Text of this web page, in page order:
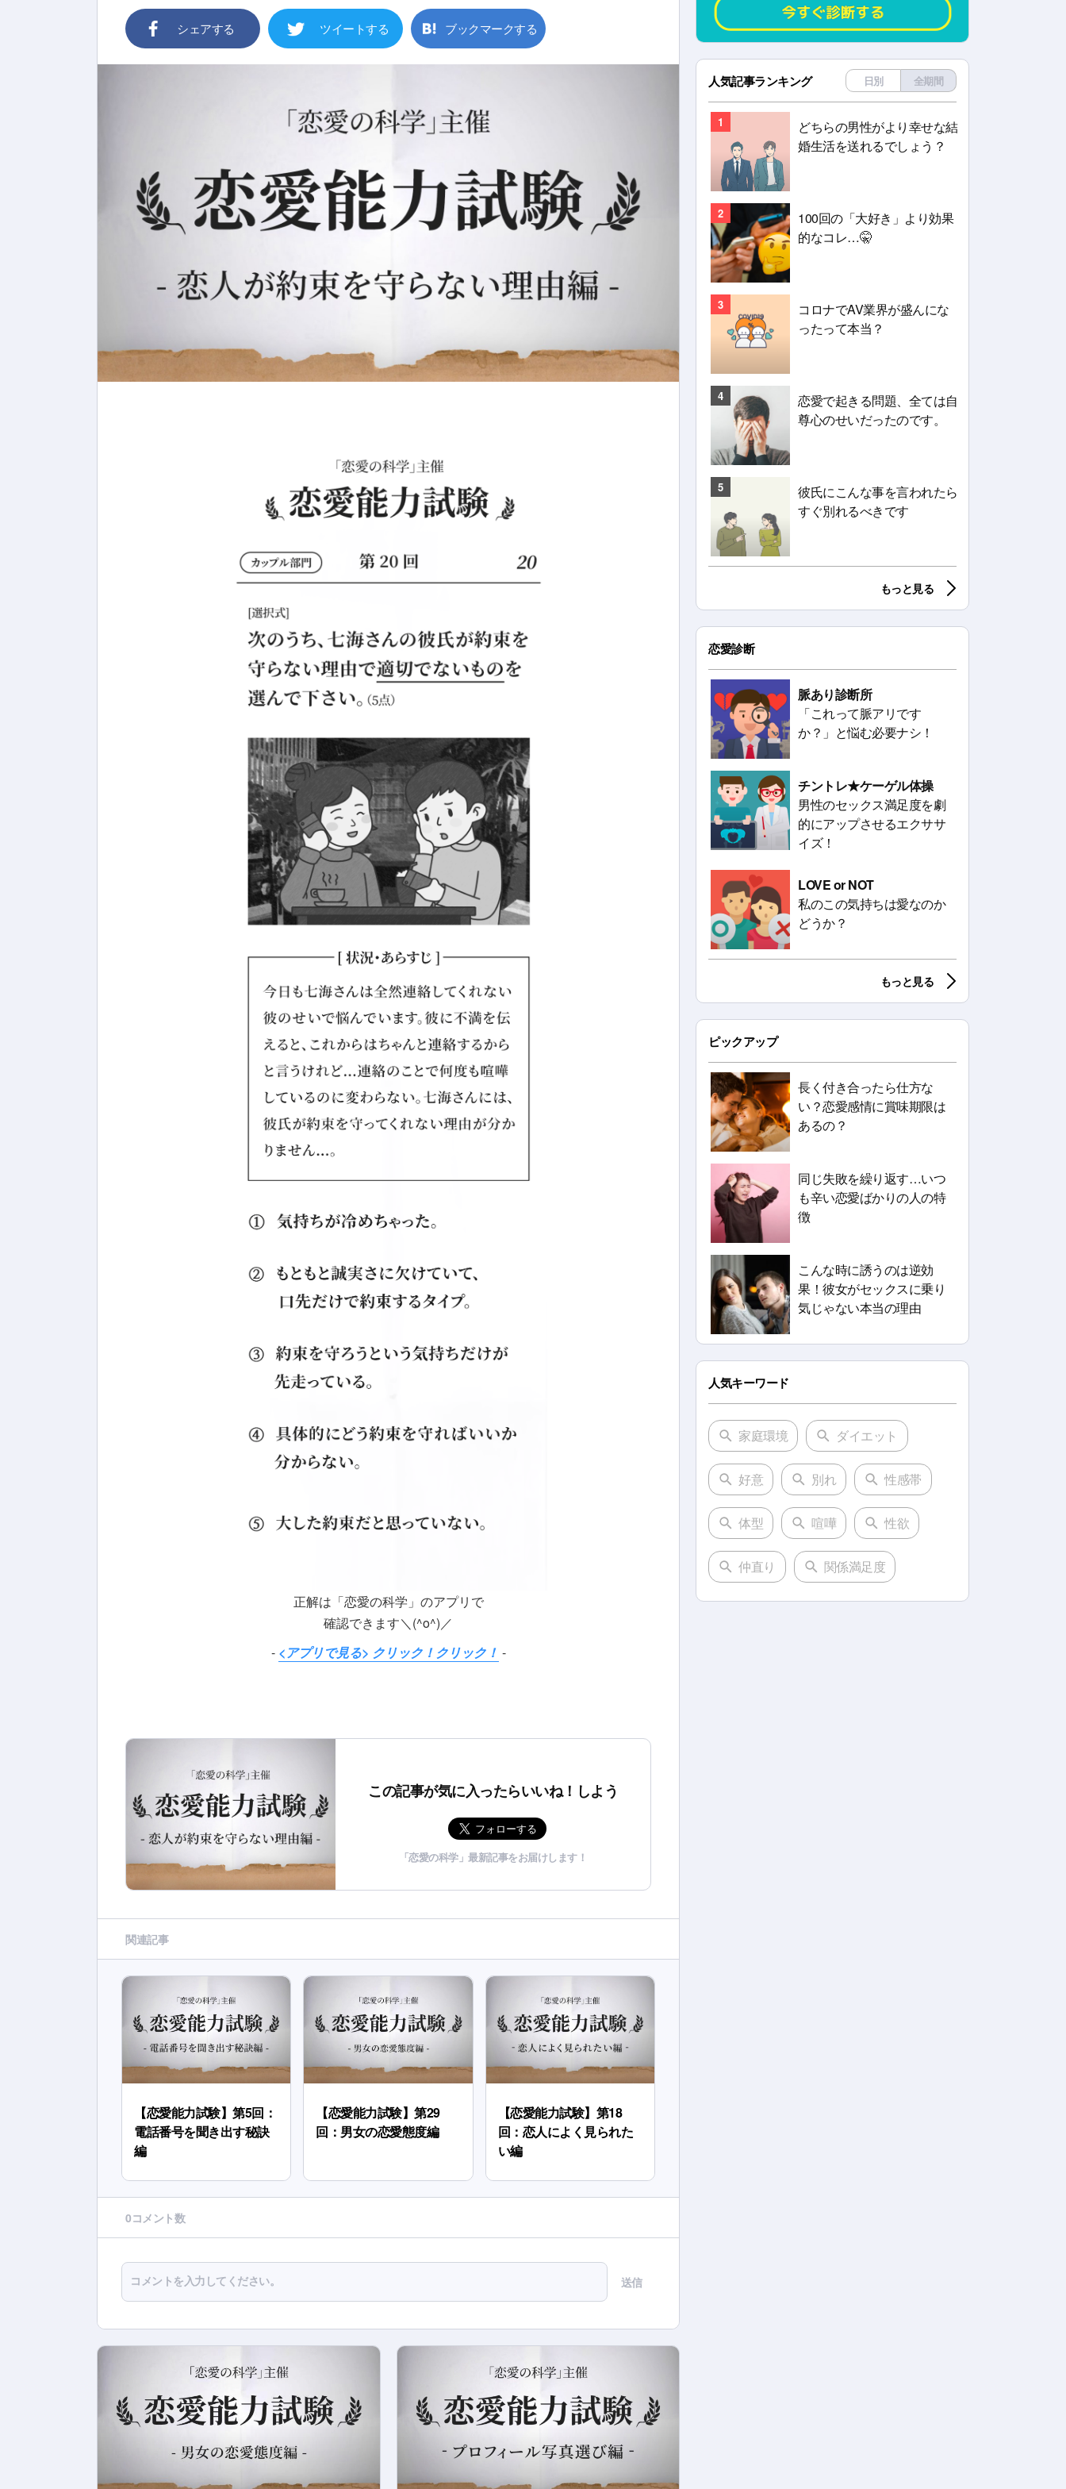
シェアする ツイートする ブックマークする
正解は「恋愛の科学」のアプリで
確認できます＼(^o^)／
- <アプリで見る> クリック！クリック！ -
この記事が気に入ったらいいね！しよう
「恋愛の科学」最新記事をお届けします！
関連記事
【恋愛能力試験】第5回：
電話番号を聞き出す秘訣
編
【恋愛能力試験】第29
回：男女の恋愛態度編
【恋愛能力試験】第18
回：恋人によく見られた
い編
0コメント数
コメントを入力してください。 送信
人気記事ランキング 日別 全期間
1
どちらの男性がより幸せな結
婚生活を送れるでしょう？
2
100回の「大好き」より効果
的なコレ…🤫
3
コロナでAV業界が盛んにな
ったって本当？
4
恋愛で起きる問題、全ては自
尊心のせいだったのです。
5
彼氏にこんな事を言われたら
すぐ別れるべきです
もっと見る
恋愛診断
脈あり診断所
「これって脈アリです
か？」と悩む必要ナシ！
チントレ★ケーゲル体操
男性のセックス満足度を劇
的にアップさせるエクササ
イズ！
LOVE or NOT
私のこの気持ちは愛なのか
どうか？
もっと見る
ピックアップ
長く付き合ったら仕方な
い？恋愛感情に賞味期限は
あるの？
同じ失敗を繰り返す…いつ
も辛い恋愛ばかりの人の特
徴
こんな時に誘うのは逆効
果！彼女がセックスに乗り
気じゃない本当の理由
人気キーワード
家庭環境 ダイエット
好意 別れ 性感帯
体型 喧嘩 性欲
仲直り 関係満足度